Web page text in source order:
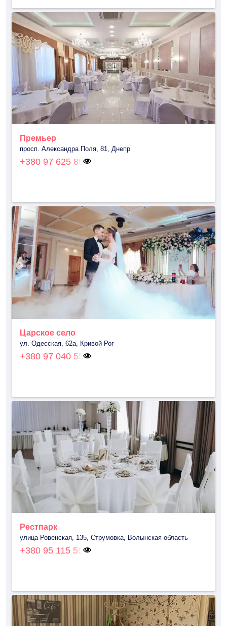
Премьер
просп. Александра Поля, 81, Днепр
+380 97 625 85
Царское село
ул. Одесская, 62а, Кривой Рог
+380 97 040 55
Рестпарк
улица Ровенская, 135, Струмовка, Волынская область
+380 95 115 59